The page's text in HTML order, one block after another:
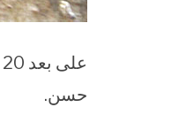
حسن.